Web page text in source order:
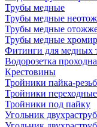
Трубы медные
Трубы медные
Трубы медные
Трубы медные
Фитинги для медных
Водорозетка
Крестовины
Тройники пайка-
Тройники
Тройники под пайку
Угольник